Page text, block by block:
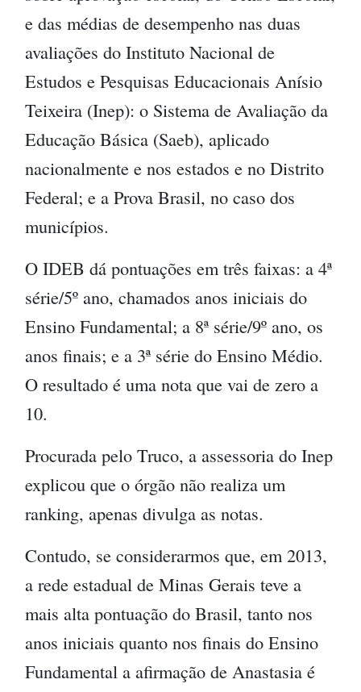
e das médias de desempenho nas duas
avaliações do Instituto Nacional de
Estudos e Pesquisas Educacionais Anísio
Teixeira (Inep): o Sistema de Avaliação da
Educação Básica (Saeb), aplicado
nacionalmente e nos estados e no Distrito
Federal; e a Prova Brasil, no caso dos
municípios.
O IDEB dá pontuações em três faixas: a 4ª
série/5º ano, chamados anos iniciais do
Ensino Fundamental; a 8ª série/9º ano, os
anos finais; e a 3ª série do Ensino Médio.
O resultado é uma nota que vai de zero a
10.
Procurada pelo Truco, a assessoria do Inep
explicou que o órgão não realiza um
ranking, apenas divulga as notas.
Contudo, se considerarmos que, em 2013,
a rede estadual de Minas Gerais teve a
mais alta pontuação do Brasil, tanto nos
anos iniciais quanto nos finais do Ensino
Fundamental a afirmação de Anastasia é